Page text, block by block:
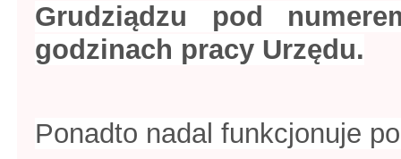
Grudziądzu pod
godzinach pracy Urzędu.
Ponadto nadal funkcjonuje